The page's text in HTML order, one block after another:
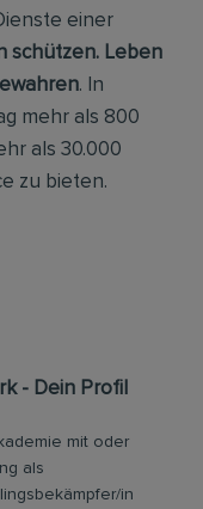
einer
schützen. Leben
. In
mehr als 800
als 30.000
zu bieten.
- Dein Profil
mit oder
als
in